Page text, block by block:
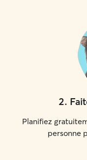
2.
Planifiez
personne